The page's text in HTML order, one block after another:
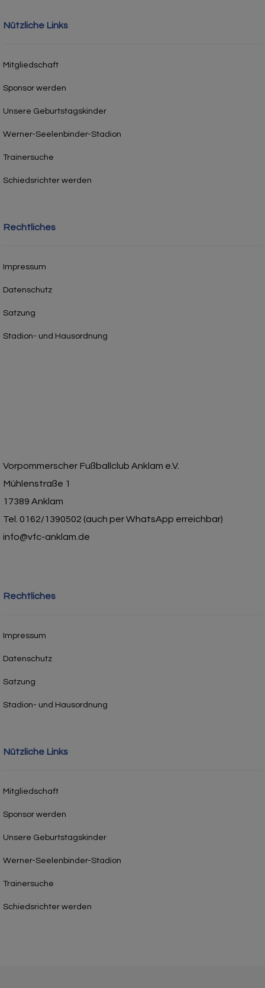
Nützliche Links
Mitgliedschaft
Sponsor werden
Unsere Geburtstagskinder
Werner-Seelenbinder-Stadion
Trainersuche
Schiedsrichter werden
Rechtliches
Impressum
Datenschutz
Satzung
Stadion- und Hausordnung
Vorpommerscher Fußballclub Anklam e.V.
Mühlenstraße 1
17389 Anklam
Tel. 0162/1390502 (auch per WhatsApp erreichbar)
info@vfc-anklam.de
Rechtliches
Impressum
Datenschutz
Satzung
Stadion- und Hausordnung
Nützliche Links
Mitgliedschaft
Sponsor werden
Unsere Geburtstagskinder
Werner-Seelenbinder-Stadion
Trainersuche
Schiedsrichter werden